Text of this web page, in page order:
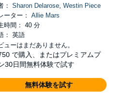
： Sharon Delarose, Westin Piece
ーター： Allie Mars
時間： 40 分
： 英語
ューはまだありません。
で購入、またはプレミアムプ
30日間無料体験で試す
無料体験を試す